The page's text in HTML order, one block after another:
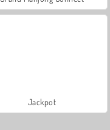
Jackpot